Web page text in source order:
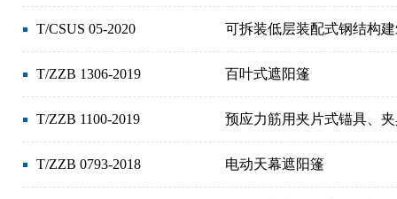
T/CSUS 05-2020 可拆装低层装配式钢结构
T/ZZB 1306-2019 百叶式遮阳篷
T/ZZB 1100-2019 预应力筋用夹片式锚具、
T/ZZB 0793-2018 电动天幕遮阳篷